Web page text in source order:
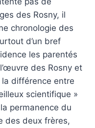
des Rosny, il
chronologie des
d’un bref
les parentés
des Rosny et
différence entre
scientifique »
permanence du
des deux frères,